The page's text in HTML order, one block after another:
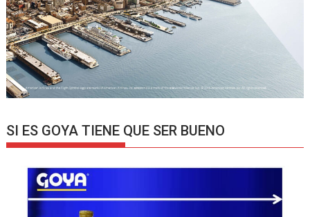
SI ES GOYA TIENE QUE SER BUENO